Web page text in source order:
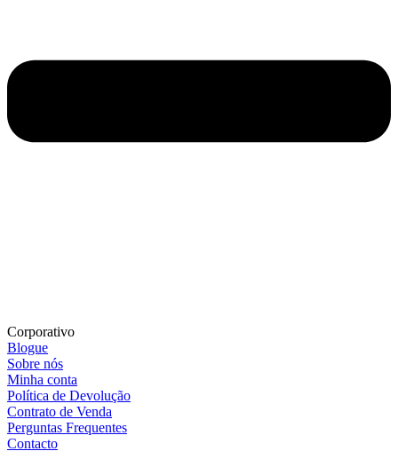
Corporativo
Blogue
Sobre nós
Minha conta
Política de Devolução
Contrato de Venda
Perguntas Frequentes
Contacto